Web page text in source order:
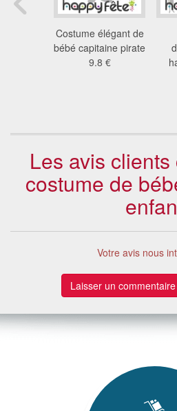
Costume élégant de
bébé capitaine pirate
9.8 €
Les avis
costume de
Votre avis nous
Laisser un